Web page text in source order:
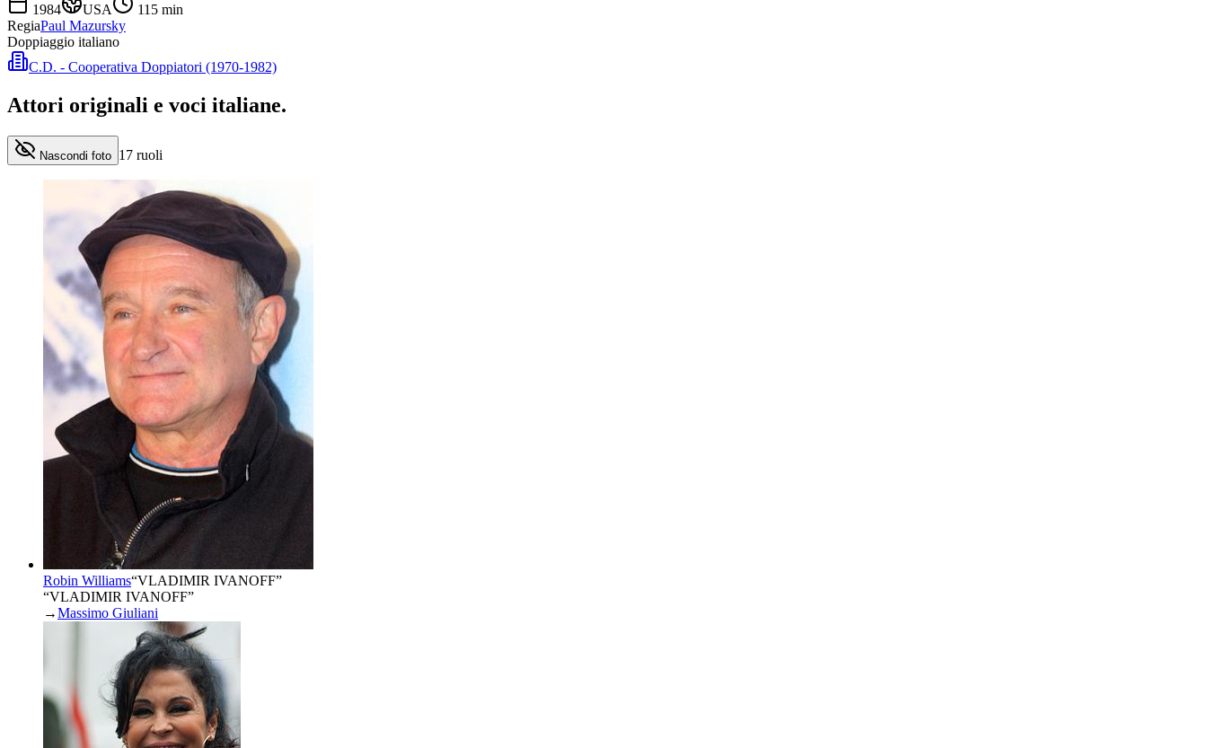
1984
USA 115 min
RegiaPaul Mazursky
Doppiaggio italiano
C.D. - Cooperativa Doppiatori (1970-1982)
Attori originali e voci italiane.
Nascondi foto 17 ruoli
Robin Williams“VLADIMIR IVANOFF”
“VLADIMIR IVANOFF”
→Massimo Giuliani